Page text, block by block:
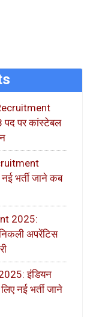
पद पर कांस्टेबल
भर्ती जाने कब
2025:
अपरेंटिस
इंडियन
नई भर्ती जाने